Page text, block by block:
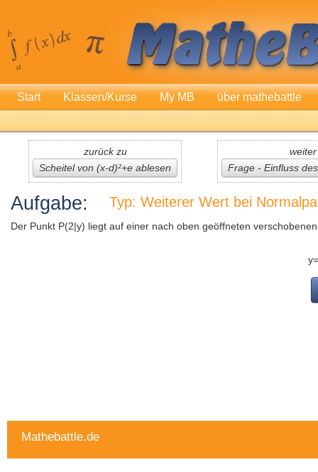
Start Klassen/Kurse My MB über mathebattle
zurück zu
Scheitel von (x-d)²+e ablesen
Frage - Einfluss
Aufgabe: Typ: Weiterer Wert bei
Der Punkt P(2|y) liegt auf einer nach oben geöffneten
Mathebattle.de